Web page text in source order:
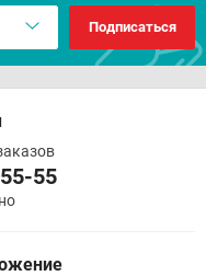
Подписаться
55